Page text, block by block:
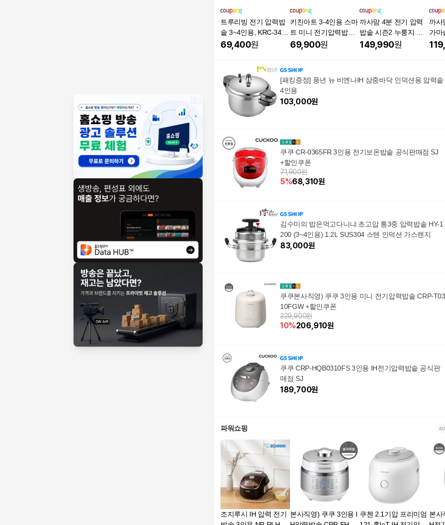
트루리빙 전기 압력밥
솥 3~4인용, KRC-34W
K, 블랙
69,400원
키친아트 3-4인용 스마
트 미니 전기압력밥솥
KRC-DB342, 블렉, KR
69,900원
까사맘 4분 전기 압력
밥솥 시즌2 누룽지 가
마돌솥밥 1~4인(최대6
149,990원
까사
가마
솥밥
[패킹증정] 풍년 뉴 비엔나IH 삼중바닥 인덕션용 압력솥
4인용
103,000원
쿠쿠 CR-0365FR 3인용 전기보온밥솥 공식판매점 SJ
+할인쿠폰
71,900원
5%68,310원
김수미의 밥은먹고다니냐 초고압 통3중 압력밥솥 HY-1
200 (3~4인용) 1.2L SUS304 스텐 인덕션 가스렌지
83,000원
쿠쿠본사직영) 쿠쿠 3인용 미니 전기압력밥솥 CRP-T03
10FGW +할인쿠폰
229,900원
10%206,910원
쿠쿠 CRP-HQB0310FS 3인용 IH전기압력밥솥 공식판
매점 SJ
189,700원
파워쇼핑
조지루시 IH 압력 전기 본사직영) 쿠쿠 3인용 I 쿠첸 2.1기압 프리미엄 본사